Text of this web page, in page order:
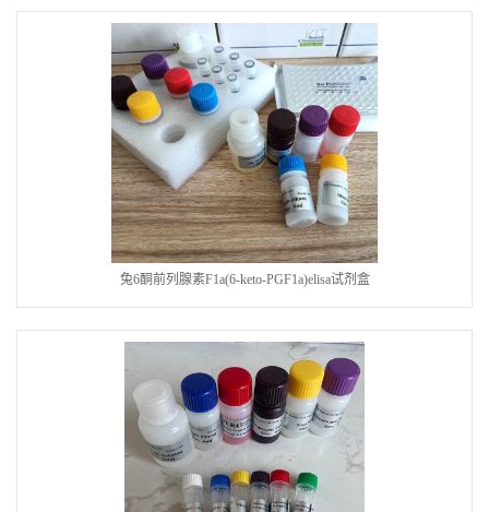
兔6酮前列腺素F1a(6-keto-PGF1a)elisa试剂盒